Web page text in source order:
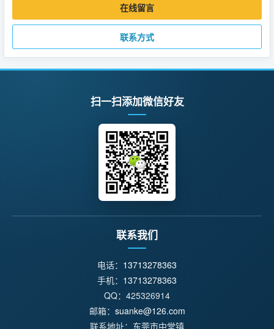
在线留言
联系方式
扫一扫添加微信好友
联系我们
电话： 13713278363
手机： 13713278363
QQ：425326914
邮箱： suanke@126.com
联系地址：东莞市中堂镇